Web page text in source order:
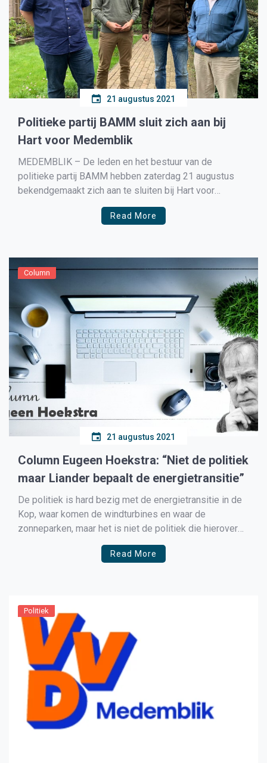
21 augustus 2021
Politieke partij BAMM sluit zich aan bij
Hart voor Medemblik
MEDEMBLIK – De leden en het bestuur van de
politieke partij BAMM hebben zaterdag 21 augustus
bekendgemaakt zich aan te sluiten bij Hart voor
Medemblik. Samen bereiken we meer! Bestuurslid
Mark Hoogewerf is blij met de komst van BAMM bij
Read More
Column
21 augustus 2021
Column Eugeen Hoekstra: “Niet de politiek
maar Liander bepaalt de energietransitie”
De politiek is hard bezig met de energietransitie in de
Kop, waar komen de windturbines en waar de
zonneparken, maar het is niet de politiek die hierover
beslist maar Liander, onze netwerkbedrijf, dat aanloopt
tegen grote capaciteitsproblemen. Niet overal komt
Read More
Politiek